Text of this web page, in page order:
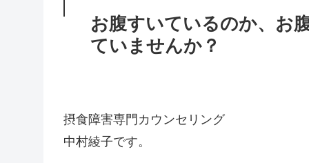
お腹すいているのか、お
ていませんか？
摂食障害専門カウンセリング
中村綾子です。